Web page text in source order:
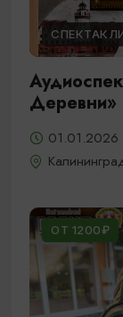
Деревни»
ОТ 1200₽